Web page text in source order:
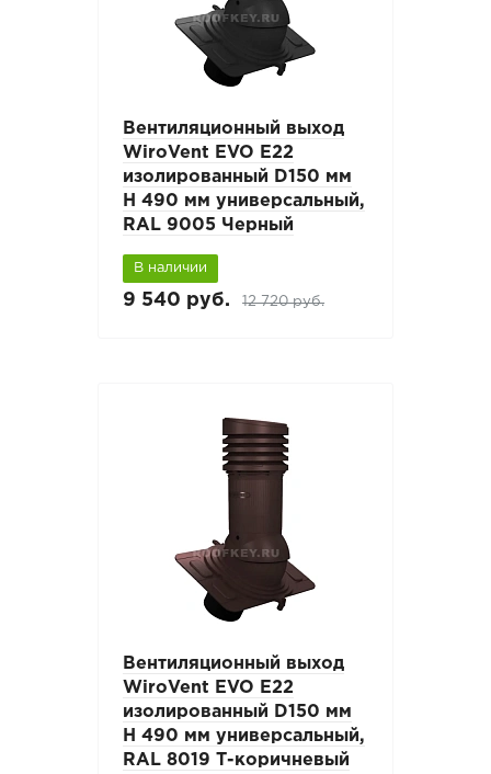
Вентиляционный выход
WiroVent EVO E22
изолированный D150 мм
Н 490 мм универсальный,
RAL 9005 Черный
В наличии
9 540 руб. 12 720 руб.
Вентиляционный выход
WiroVent EVO E22
изолированный D150 мм
Н 490 мм универсальный,
RAL 8019 Т-коричневый